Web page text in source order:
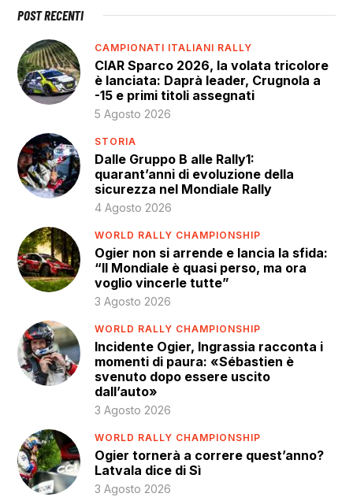
POST RECENTI
CAMPIONATI ITALIANI RALLY
CIAR Sparco 2026, la volata tricolore
è lanciata: Daprà leader, Crugnola a
-15 e primi titoli assegnati
5 Agosto 2026
STORIA
Dalle Gruppo B alle Rally1:
quarant’anni di evoluzione della
sicurezza nel Mondiale Rally
4 Agosto 2026
WORLD RALLY CHAMPIONSHIP
Ogier non si arrende e lancia la sfida:
“Il Mondiale è quasi perso, ma ora
voglio vincerle tutte”
3 Agosto 2026
WORLD RALLY CHAMPIONSHIP
Incidente Ogier, Ingrassia racconta i
momenti di paura: «Sébastien è
svenuto dopo essere uscito
dall’auto»
3 Agosto 2026
WORLD RALLY CHAMPIONSHIP
Ogier tornerà a correre quest’anno?
Latvala dice di Sì
3 Agosto 2026